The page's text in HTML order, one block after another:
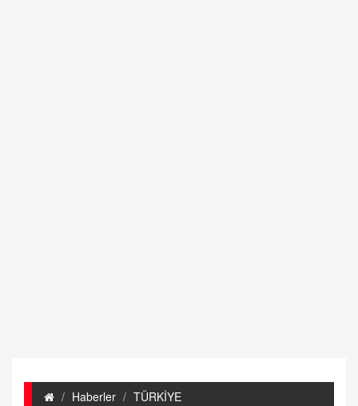
Haberler TÜRKİYE